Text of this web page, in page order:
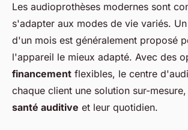
Les audioprothèses modernes sont
s'adapter aux modes de vie variés.
d'un mois est généralement proposé
l'appareil le mieux adapté. Avec des
financement flexibles, le centre
chaque client une solution sur-
santé auditive et leur quotidien.